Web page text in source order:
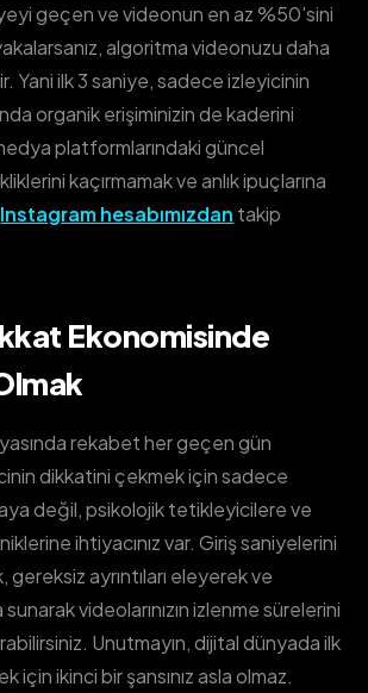
geçen ve videonun en az %50'sini
algoritma videonuzu daha
Yani ilk 3 saniye, sadece izleyicinin
organik erişiminizin de kaderini
platformlarındaki güncel
kaçırmamak ve anlık ipuçlarına
Instagram hesabımızdan takip
Ekonomisinde
rekabet her geçen gün
dikkatini çekmek için sadece
değil, psikolojik tetikleyicilere ve
ihtiyacınız var. Giriş saniyelerini
ayrıntıları eleyerek ve
videolarınızın izlenme sürelerini
Unutmayın, dijital dünyada ilk
için ikinci bir şansınız asla olmaz.